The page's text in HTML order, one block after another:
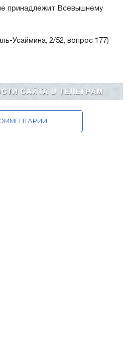
принадлежит Всевышнему
Усаймина, 2/52, вопрос 177)